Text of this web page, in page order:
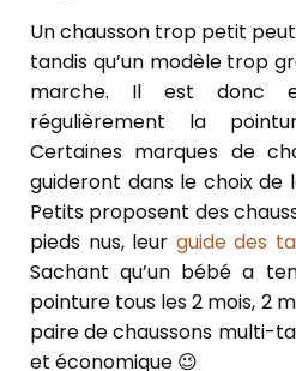
Un chausson trop petit
tandis qu’un modèle trop
marche. Il est donc
régulièrement la
Certaines marques de
guideront dans le choix de
Petits proposent des
pieds nus, leur guide des
Sachant qu’un bébé a
pointure tous les 2 mois, 2
paire de chaussons multi-
et économique 😉